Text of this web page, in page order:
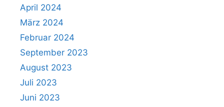
April 2024
März 2024
Februar 2024
September 2023
August 2023
Juli 2023
Juni 2023